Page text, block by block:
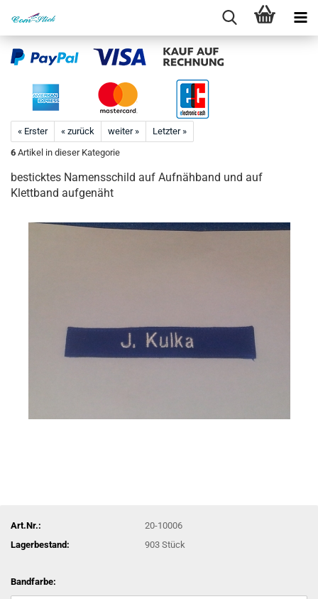
« Erster « zurück weiter »
Letzter »
6 Artikel in dieser Kategorie
besticktes Namensschild auf Aufnähband und auf
Klettband aufgenäht
Art.Nr.:
20-10006
Lagerbestand:
903Stück
Bandfarbe: